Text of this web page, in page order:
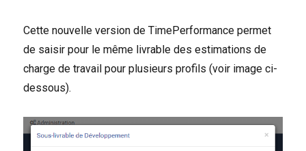
Cette nouvelle version de TimePerformance permet
de saisir pour le même livrable des estimations de
charge de travail pour plusieurs profils (voir image ci-
dessous).